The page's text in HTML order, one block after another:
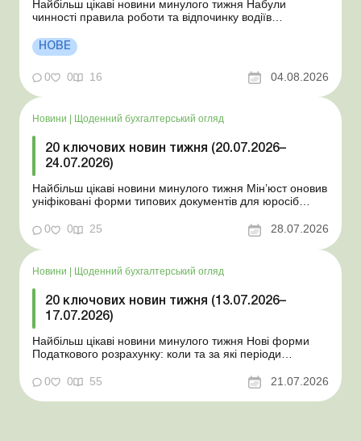
Найбільш цікаві новини минулого тижня Набули
чинності правила роботи та відпочинку водіїв
стан Для сільгосппідприємств і ФОП запроваджено нові
одноразові статистичні форми З 2 серпня змінюється
порядок зарахування окремих періодів роботи до стр...
НОВЕ
0 0 16 04.08.2026
Новини Щоденний бухгалтерський огляд
20 ключових новин тижня (20.07.2026–
24.07.2026)
Найбільш цікаві новини минулого тижня Мін’юст оновив
уніфіковані форми типових документів для юросіб
координаційного центру з організації бронювання У
працівника виявлено статус «у розшуку»: що потрібно
0 0 25 28.07.2026
Новини | Щоденний бухгалтерський огляд
20 ключових новин тижня (13.07.2026–
17.07.2026)
Найбільш цікаві новини минулого тижня Нові форми
Податкового розрахунку: коли та за які періоди
відстрочки від призову під час мобілізації удосконалено
Кабмін утворив Координаційний центр з організації
бронювання військовозобов’язаних Верховна ...
0 0 55 21.07.2026